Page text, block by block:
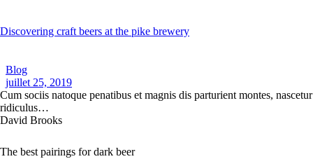
Discovering craft beers at the pike brewery
Blog
juillet 25, 2019
Cum sociis natoque penatibus et magnis dis parturient montes, nascetur
ridiculus…
David Brooks
The best pairings for dark beer